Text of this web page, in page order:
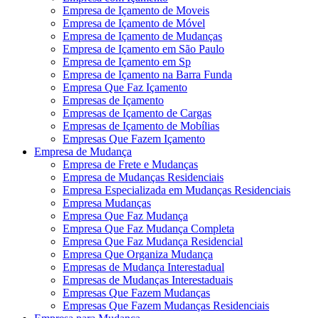
Empresa de Içamento de Moveis
Empresa de Içamento de Móvel
Empresa de Içamento de Mudanças
Empresa de Içamento em São Paulo
Empresa de Içamento em Sp
Empresa de Içamento na Barra Funda
Empresa Que Faz Içamento
Empresas de Içamento
Empresas de Içamento de Cargas
Empresas de Içamento de Mobílias
Empresas Que Fazem Içamento
Empresa de Mudança
Empresa de Frete e Mudanças
Empresa de Mudanças Residenciais
Empresa Especializada em Mudanças Residenciais
Empresa Mudanças
Empresa Que Faz Mudança
Empresa Que Faz Mudança Completa
Empresa Que Faz Mudança Residencial
Empresa Que Organiza Mudança
Empresas de Mudança Interestadual
Empresas de Mudanças Interestaduais
Empresas Que Fazem Mudanças
Empresas Que Fazem Mudanças Residenciais